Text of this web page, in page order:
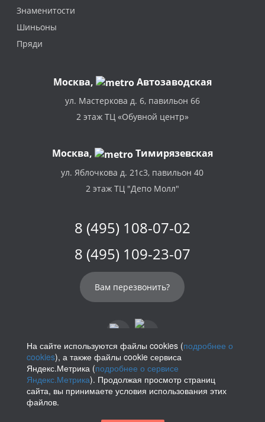
Знаменитости
Шиньоны
Пряди
Москва, Автозаводская
ул. Мастеркова д. 6, павильон 66
2 этаж ТЦ «Обувной центр»
Москва, Тимирязевская
ул. Яблочкова д. 21с3, павильон 40
2 этаж ТЦ "Депо Молл"
8 (495) 108-07-02
8 (495) 109-23-07
Вам перезвонить?
info@parikof.ru
На сайте используются файлы cookies (подробнее о
cookies), а также файлы cookie сервиса
Яндекс.Метрика (подробнее о сервисе
Яндекс.Метрика). Продолжая просмотр страниц
сайта, вы принимаете условия использования этих
файлов.